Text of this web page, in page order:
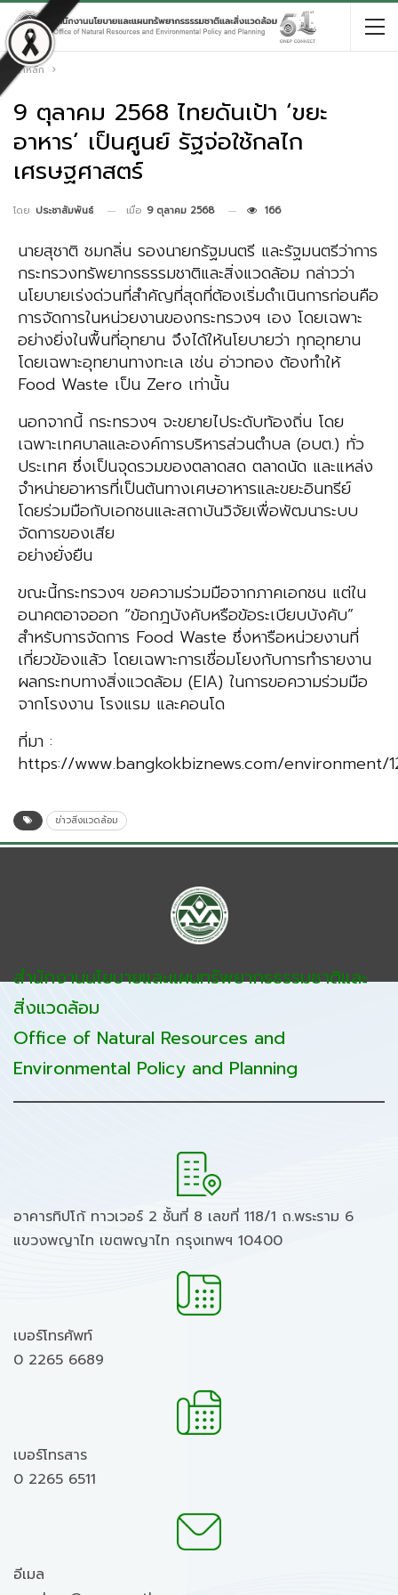
หน้าหลัก
9 ตุลาคม 2568 ไทยดันเป้า ‘ขยะ
อาหาร’ เป็นศูนย์ รัฐจ่อใช้กลไก
เศรษฐศาสตร์
โดย ประชาสัมพันธ์ เมื่อ 9 ตุลาคม 2568 166
นายสุชาติ ชมกลิ่น รองนายกรัฐมนตรี และรัฐมนตรีว่าการ
กระทรวงทรัพยากรธรรมชาติและสิ่งแวดล้อม กล่าวว่า
นโยบายเร่งด่วนที่สำคัญที่สุดที่ต้องเริ่มดำเนินการก่อนคือ
การจัดการในหน่วยงานของกระทรวงฯ เอง โดยเฉพาะ
อย่างยิ่งในพื้นที่อุทยาน จึงได้ให้นโยบายว่า ทุกอุทยาน
โดยเฉพาะอุทยานทางทะเล เช่น อ่าวทอง ต้องทำให้
Food Waste เป็น Zero เท่านั้น
นอกจากนี้ กระทรวงฯ จะขยายไประดับท้องถิ่น โดย
เฉพาะเทศบาลและองค์การบริหารส่วนตำบล (อบต.) ทั่ว
ประเทศ ซึ่งเป็นจุดรวมของตลาดสด ตลาดนัด และแหล่ง
จำหน่ายอาหารที่เป็นต้นทางเศษอาหารและขยะอินทรีย์
โดยร่วมมือกับเอกชนและสถาบันวิจัยเพื่อพัฒนาระบบ
จัดการของเสีย
อย่างยั่งยืน
ขณะนี้กระทรวงฯ ขอความร่วมมือจากภาคเอกชน แต่ใน
อนาคตอาจออก “ข้อกฎบังคับหรือข้อระเบียบบังคับ”
สำหรับการจัดการ Food Waste ซึ่งหารือหน่วยงานที่
เกี่ยวข้องแล้ว โดยเฉพาะการเชื่อมโยงกับการทำรายงาน
ผลกระทบทางสิ่งแวดล้อม (EIA) ในการขอความร่วมมือ
จากโรงงาน โรงแรม และคอนโด
ที่มา :
https://www.bangkokbiznews.com/environment/
ข่าวสิ่งแวดล้อม
สำนักงานนโยบายและแผนทรัพยากรธรรมชาติและ
สิ่งแวดล้อม
Office of Natural Resources and
Environmental Policy and Planning
อาคารทิปโก้ ทาวเวอร์ 2 ชั้นที่ 8 เลขที่ 118/1 ถ.พระราม 6
แขวงพญาไท เขตพญาไท กรุงเทพฯ 10400
เบอร์โทรศัพท์
0 2265 6689
เบอร์โทรสาร
0 2265 6511
อีเมล